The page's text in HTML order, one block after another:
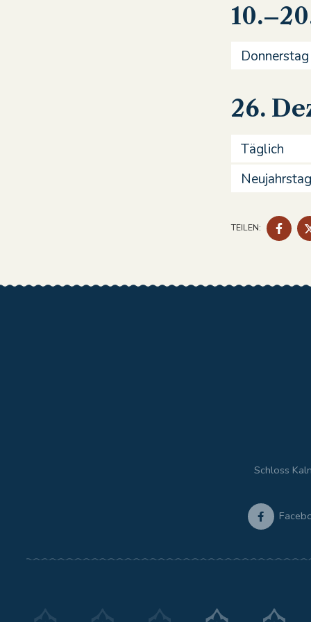
26.
Täglich
Neujahrstag
TEILEN:
AUF
Schloss